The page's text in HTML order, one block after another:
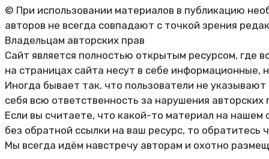
© При использовании материалов в публикацию
авторов не всегда совпадают с точкой зрения
Владельцам авторских прав
Сайт является полностью открытым ресурсом, где
на страницах сайта несут в себе информационные,
Иногда бывает так, что пользователи не
себя всю ответственность за нарушения авторских
Если вы считаете, что какой-то материал на
без обратной ссылки на ваш ресурс, то обратитесь
Мы всегда идём навстречу авторам и охотно